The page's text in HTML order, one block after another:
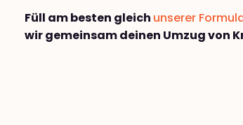
Füll am besten gleich unserer
wir gemeinsam deinen Umzug von